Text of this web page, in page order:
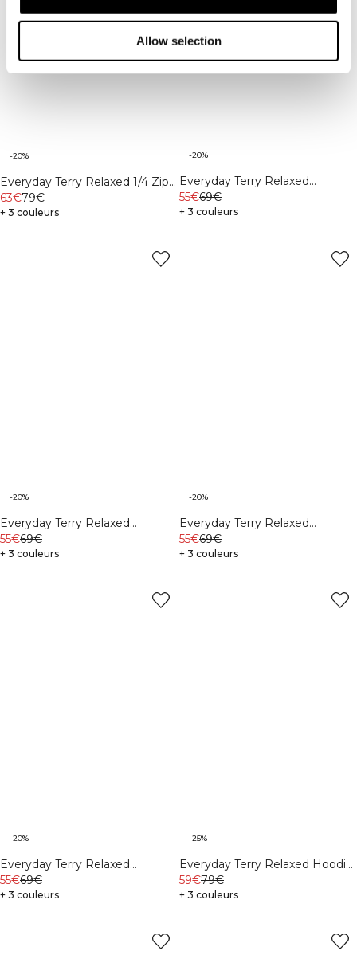
Allow selection
-20%
Everyday Terry Relaxed 1/4 Zip
Piping Sweatshirt M Northern
Green
63€79€
+ 3 couleurs
-20%
Everyday Terry Relaxed
Crewneck Light Grey Melange
55€69€
+ 3 couleurs
-20%
Everyday Terry Relaxed
Crewneck M Midnight Blue
55€69€
+ 3 couleurs
-20%
Everyday Terry Relaxed
Crewneck M Black
55€69€
+ 3 couleurs
-20%
Everyday Terry Relaxed
Crewneck M Cream
55€69€
+ 3 couleurs
-25%
Everyday Terry Relaxed Hoodie
Black
59€79€
+ 3 couleurs